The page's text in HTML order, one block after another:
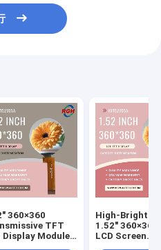
360×360
TFT
Display Module
High-
1.52"
LCD Screen